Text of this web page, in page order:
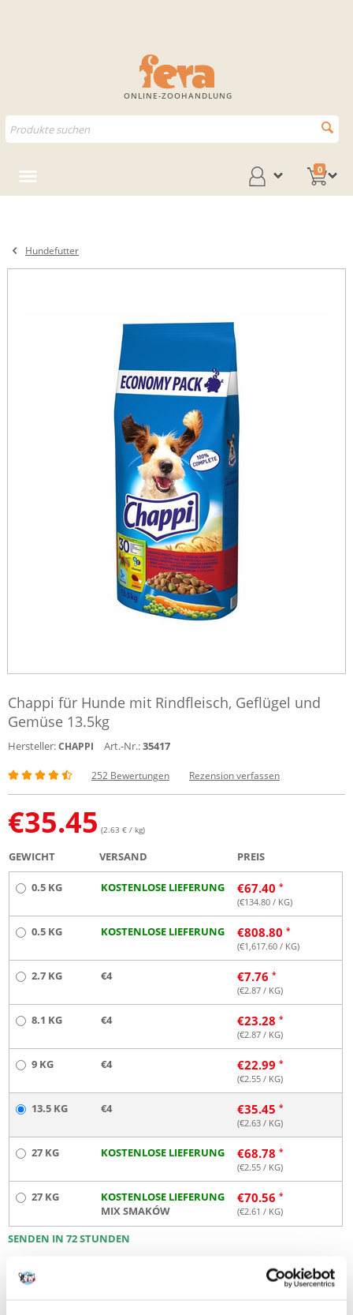
ONLINE-ZOOHANDLUNG
0
Hundefutter
Chappi für Hunde mit Rindfleisch, Geflügel und
Gemüse 13.5kg
Hersteller:CHAPPI Art.-Nr.:35417
252 Bewertungen Rezension verfassen
€35.45 (2.63 € / kg)
GEWICHT VERSAND PREIS
0.5 KG KOSTENLOSE LIEFERUNG €67.40
(€134.80 / KG)
0.5 KG KOSTENLOSE LIEFERUNG €808.80
(€1,617.60 / KG)
2.7 KG €4 €7.76
(€2.87 / KG)
8.1 KG €4 €23.28
(€2.87 / KG)
9 KG €4 €22.99
(€2.55 / KG)
13.5 KG €4 €35.45
(€2.63 / KG)
27 KG KOSTENLOSE LIEFERUNG €68.78
(€2.55 / KG)
27 KG
KOSTENLOSE LIEFERUNG
MIX SMAKÓW
€70.56
(€2.61 / KG)
SENDEN IN 72 STUNDEN
Bilder unserer Kunden